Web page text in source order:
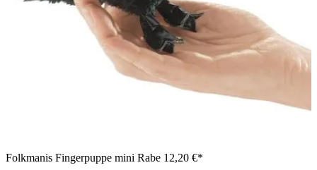
Folkmanis Fingerpuppe mini Rabe 12,20 €*